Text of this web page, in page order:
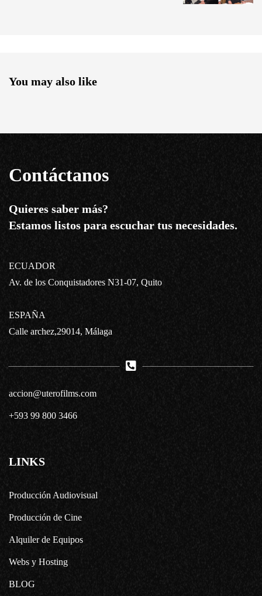
You may also like
Contáctanos
Quieres saber más?
Estamos listos para escuchar tus necesidades.
ECUADOR
Av. de los Conquistadores N31-07, Quito
ESPAÑA
Calle archez,29014, Málaga
accion@uterofilms.com
+593 99 800 3466
LINKS
Producción Audiovisual
Producción de Cine
Alquiler de Equipos
Webs y Hosting
BLOG